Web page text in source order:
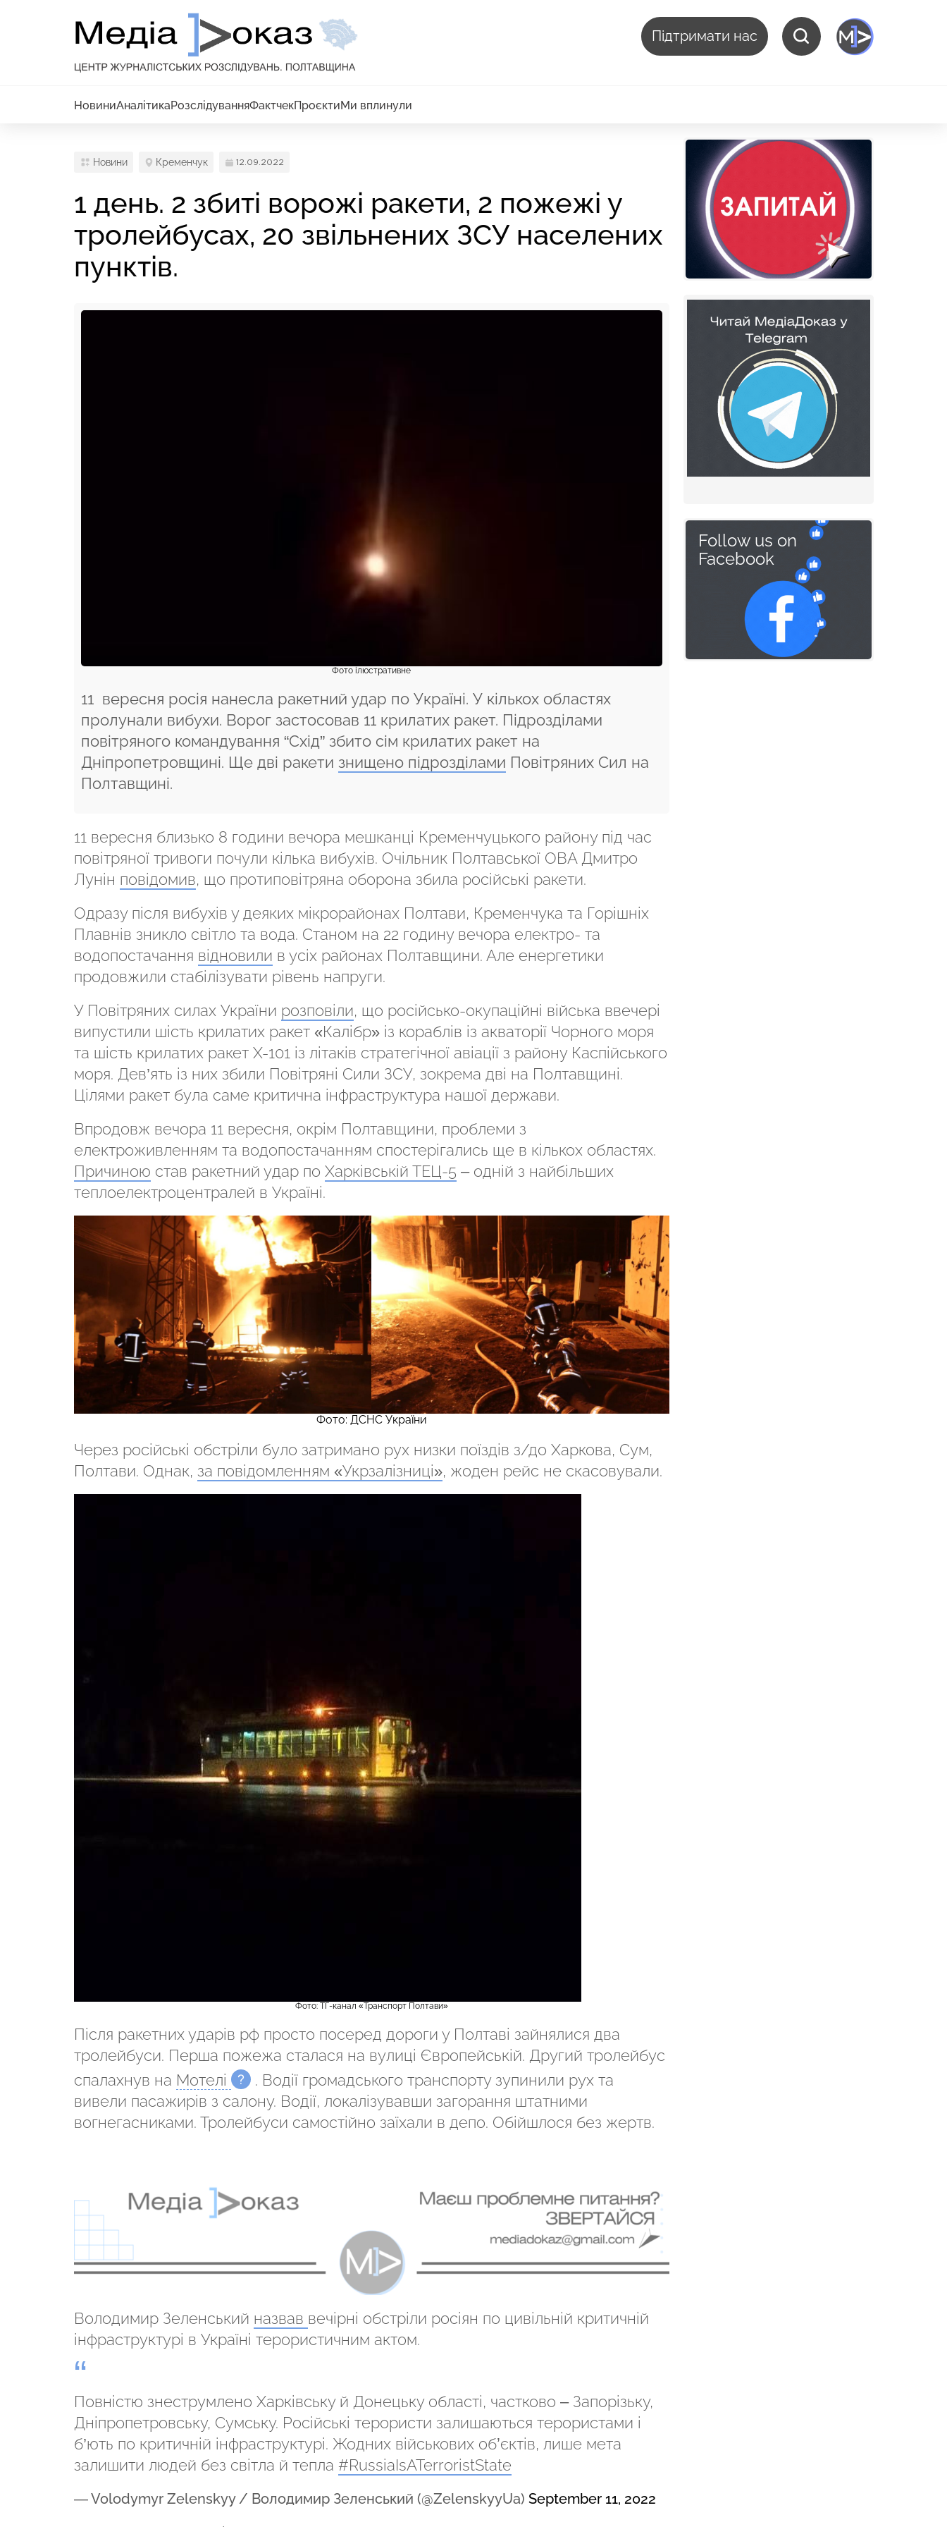
Підтримати нас
НовиниАналітикаРозслідуванняФактчекПроєктиМи вплинули
Новини Кременчук 12.09.2022
1 день. 2 збиті ворожі ракети, 2 пожежі у
тролейбусах, 20 звільнених ЗСУ населених
пунктів.
Фото ілюстративне
11 вересня росія нанесла ракетний удар по Україні. У кількох областях
пролунали вибухи. Ворог застосовав 11 крилатих ракет. Підрозділами
повітряного командування “Схід” збито сім крилатих ракет на
Дніпропетровщині. Ще дві ракети знищено підрозділами Повітряних Сил на
Полтавщині.
11 вересня близько 8 години вечора мешканці Кременчуцького району під час
повітряної тривоги почули кілька вибухів. Очільник Полтавської ОВА Дмитро
Лунін повідомив, що протиповітряна оборона збила російські ракети.
Одразу після вибухів у деяких мікрорайонах Полтави, Кременчука та Горішніх
Плавнів зникло світло та вода. Станом на 22 годину вечора електро- та
водопостачання відновили в усіх районах Полтавщини. Але енергетики
продовжили стабілізувати рівень напруги.
У Повітряних силах України розповіли, що російсько-окупаційні війська ввечері
випустили шість крилатих ракет «Калібр» із кораблів із акваторії Чорного моря
та шість крилатих ракет Х-101 із літаків стратегічної авіації з району Каспійського
моря. Дев’ять із них збили Повітряні Сили ЗСУ, зокрема дві на Полтавщині.
Цілями ракет була саме критична інфраструктура нашої держави.
Впродовж вечора 11 вересня, окрім Полтавщини, проблеми з
електроживленням та водопостачанням спостерігались ще в кількох областях.
Причиною став ракетний удар по Харківській ТЕЦ-5 – одній з найбільших
теплоелектроцентралей в Україні.
Фото: ДСНС України
Через російські обстріли було затримано рух низки поїздів з/до Харкова, Сум,
Полтави. Однак, за повідомленням «Укрзалізниці», жоден рейс не скасовували.
Фото: ТГ-канал «Транспорт Полтави»
Після ракетних ударів рф просто посеред дороги у Полтаві зайнялися два
тролейбуси. Перша пожежа сталася на вулиці Європейській. Другий тролейбус
спалахнув на Мотелі
. Водії громадського транспорту зупинили рух та
вивели пасажирів з салону. Водії, локалізувавши загорання штатними
вогнегасниками. Тролейбуси самостійно заїхали в депо. Обійшлося без жертв.
Володимир Зеленський назвав вечірні обстріли росіян по цивільній критичній
інфраструктурі в Україні терористичним актом.
Повністю знеструмлено Харківську й Донецьку області, частково – Запорізьку,
Дніпропетровську, Сумську. Російські терористи залишаються терористами і
б’ють по критичній інфраструктурі. Жодних військових обʼєктів, лише мета
залишити людей без світла й тепла #RussiaIsATerroristState
— Volodymyr Zelenskyy / Володимир Зеленський (@ZelenskyyUa) September 11, 2022
Follow us on
Facebook